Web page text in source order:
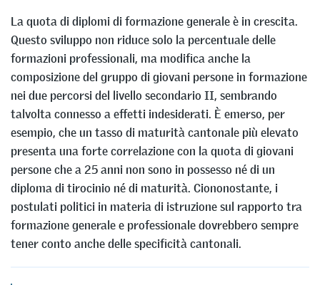
La quota di diplomi di formazione generale è in crescita.
Questo sviluppo non riduce solo la percentuale delle
formazioni professionali, ma modifica anche la
composizione del gruppo di giovani persone in formazione
nei due percorsi del livello secondario II, sembrando
talvolta connesso a effetti indesiderati. È emerso, per
esempio, che un tasso di maturità cantonale più elevato
presenta una forte correlazione con la quota di giovani
persone che a 25 anni non sono in possesso né di un
diploma di tirocinio né di maturità. Ciononostante, i
postulati politici in materia di istruzione sul rapporto tra
formazione generale e professionale dovrebbero sempre
tener conto anche delle specificità cantonali.